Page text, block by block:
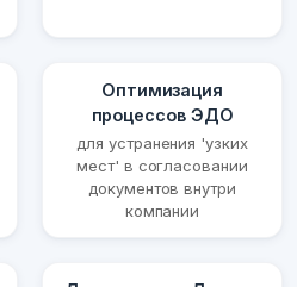
Оптимизация
процессов ЭДО
для устранения 'узких
мест' в согласовании
документов внутри
компании